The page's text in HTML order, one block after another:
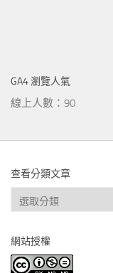
GA4 瀏覽人氣
線上人數：90
查看分類文章
查
看
類
文
網站授權